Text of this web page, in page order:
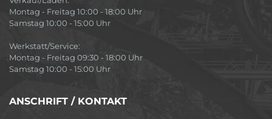
Montag - Freitag 10:00 - 18:00 Uhr
Samstag 10:00 - 15:00 Uhr
Werkstatt/Service:
Montag - Freitag 09:30 - 18:00 Uhr
Samstag 10:00 - 15:00 Uhr
ANSCHRIFT / KONTAKT